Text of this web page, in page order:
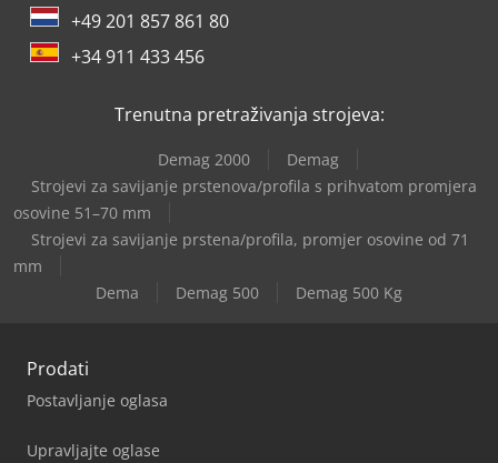
+49 201 857 861 80
+34 911 433 456
Trenutna pretraživanja strojeva:
Demag 2000
Demag
Strojevi za savijanje prstenova/profila s prihvatom promjera
osovine 51–70 mm
Strojevi za savijanje prstena/profila, promjer osovine od 71
mm
Dema
Demag 500 Demag 500 Kg
Prodati
Postavljanje oglasa
Upravljajte oglase